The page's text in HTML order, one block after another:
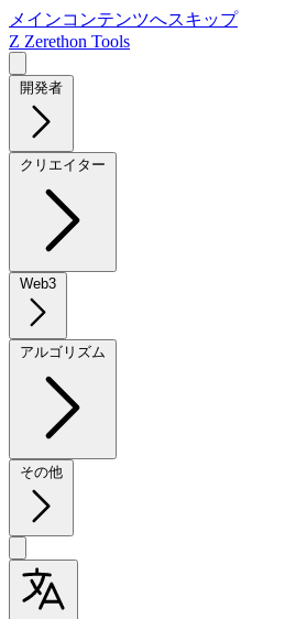
メインコンテンツへスキップ
Z Zerethon Tools
開発者
クリエイター
Web3
アルゴリズム
その他